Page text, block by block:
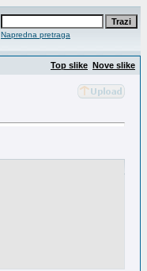
Napredna pretraga
Top slike Nove slike